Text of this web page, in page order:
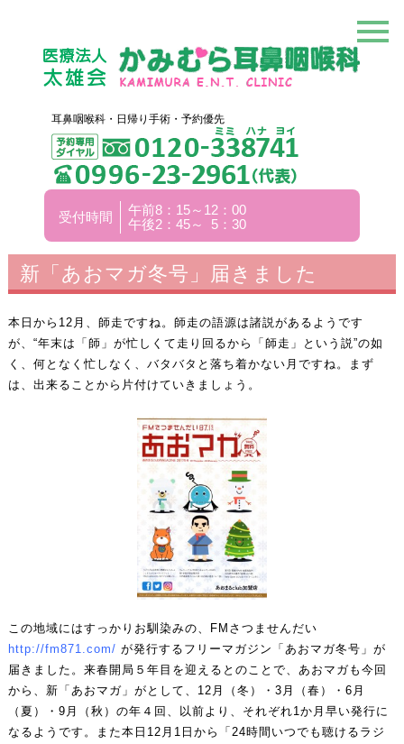
耳鼻咽喉科・日帰り手術・予約優先
受付時間
午前8：15～12：00
午後2：45～ 5：30
新「あおマガ冬号」届きました
本日から12月、師走ですね。師走の語源は諸説があるようです
が、“年末は「師」が忙しくて走り回るから「師走」という説”の如
く、何となく忙しなく、バタバタと落ち着かない月ですね。まず
は、出来ることから片付けていきましょう。
この地域にはすっかりお馴染みの、FMさつませんだい
http://fm871.com/ が発行するフリーマガジン「あおマガ冬号」が
届きました。来春開局５年目を迎えるとのことで、あおマガも今回
から、新「あおマガ」がとして、12月（冬）・3月（春）・6月
（夏）・9月（秋）の年４回、以前より、それぞれ1か月早い発行に
なるようです。また本日12月1日から「24時間いつでも聴けるラジ